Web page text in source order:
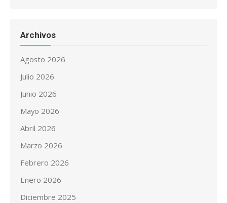
Archivos
Agosto 2026
Julio 2026
Junio 2026
Mayo 2026
Abril 2026
Marzo 2026
Febrero 2026
Enero 2026
Diciembre 2025